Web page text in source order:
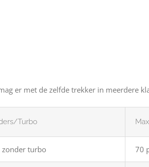
er met de zelfde trekker in meerdere
Turbo
zonder turbo 70